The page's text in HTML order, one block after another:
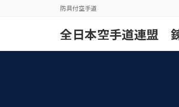
防具付空手道
全日本空手道連盟